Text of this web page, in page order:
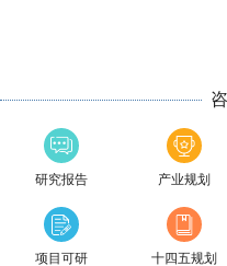
研究报告 产业规划
项目可研 十四五规划